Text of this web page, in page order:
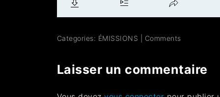
Categories: ÉMISSIONS Comments
Laisser un commentaire